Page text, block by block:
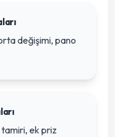
değişimi, pano
ek priz